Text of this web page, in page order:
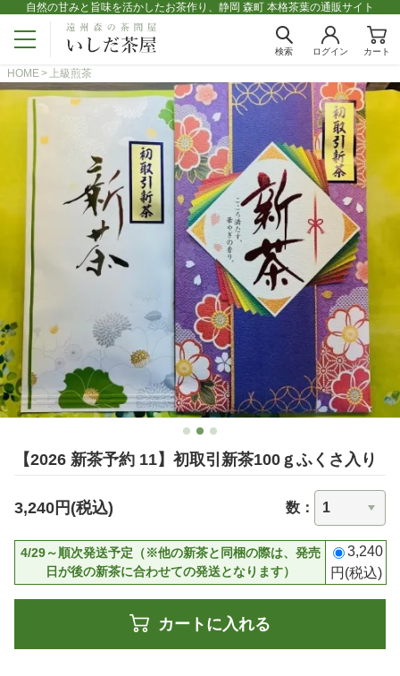
自然の甘みと旨味を活かしたお茶作り、静岡 森町 本格茶葉の通販サイト
検索 ログイン カート
HOME 上級煎茶
【2026 新茶予約 11】初取引新茶100ｇふくさ入り
3,240円(税込) 数：
4/29～順次発送予定（※他の新茶と同梱の際は、発売
日が後の新茶に合わせての発送となります）
3,240
円(税込)
カートに入れる